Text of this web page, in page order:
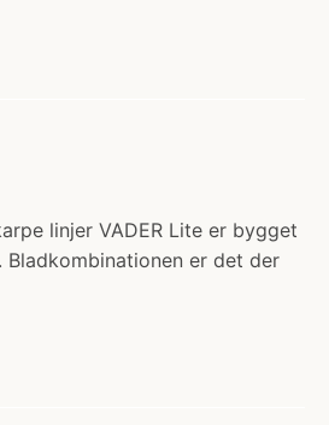
linjer VADER Lite er bygget
er det der